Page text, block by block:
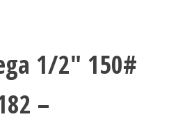
1/2″ 150#
–